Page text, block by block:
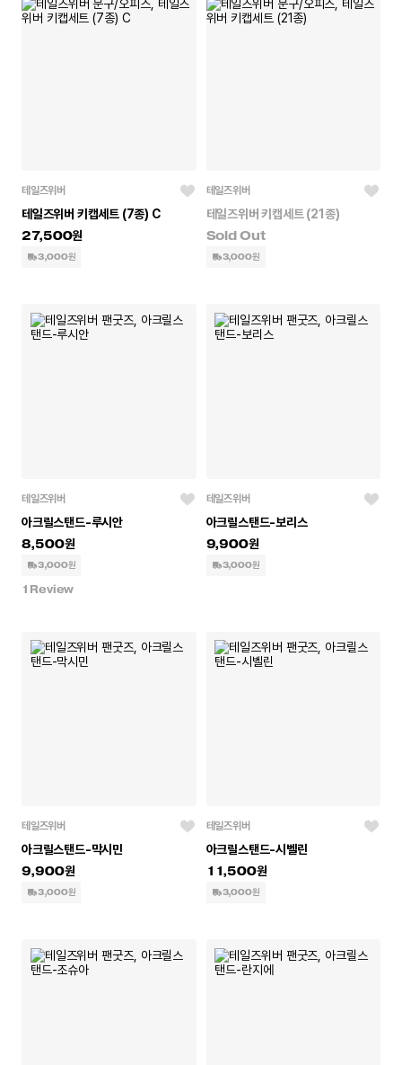
테일즈위버
테일즈위버 키캡세트 (7종) C
27,500
3,000원
테일즈위버
테일즈위버 키캡세트 (21종)
3,000원
테일즈위버
아크릴스탠드-루시안
8,500
3,000원
Review
1
테일즈위버
아크릴스탠드-보리스
9,900
3,000원
테일즈위버
아크릴스탠드-막시민
9,900
3,000원
테일즈위버
아크릴스탠드-시벨린
11,500
3,000원